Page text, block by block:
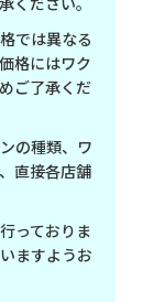
では異なる
格にはワク
ご了承くだ
の種類、ワ
直接各店舗
っておりま
ますようお